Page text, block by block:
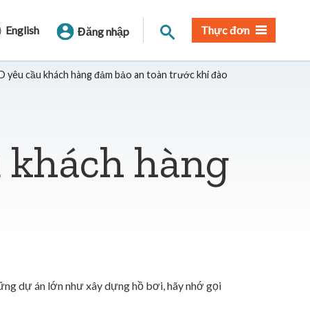
English Đăng nhập Tìm trangThực đơn
yêu cầu khách hàng đảm bảo an toàn trước khi đào
khách hàng
dự án lớn như xây dựng hồ bơi, hãy nhớ gọi